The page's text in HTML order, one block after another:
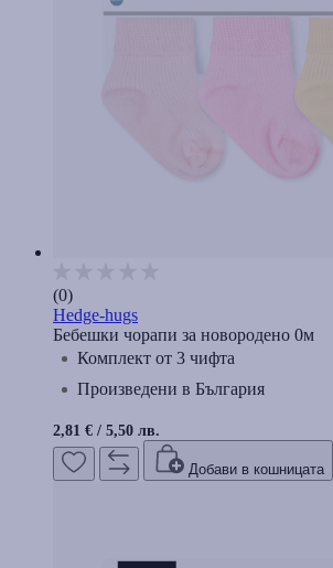
(0)
Hedge-hugs
Бебешки чорапи за новородено 0м
Комплект от 3 чифта
Произведени в България
2,81 € / 5,50 лв.
Добави в кошницата